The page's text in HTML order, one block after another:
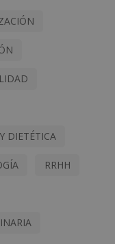
DIETÉTICA
RRHH